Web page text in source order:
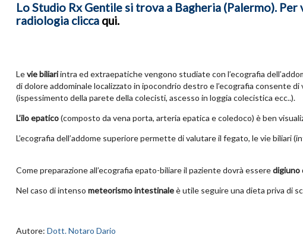
Lo Studio Rx Gentile si trova a Bagheria (Palermo).
radiologia clicca qui.
Levie biliariintra ed extraepatiche vengono studiate con l’ecografia
di dolore addominale localizzato in ipocondrio destro e l’ecografia consente di
(ispessimento della parete della colecisti, ascesso in loggia colecistica ecc..).
L’ilo epatico(composto da vena porta, arteria epatica e coledoco) è ben
L’ecografia dell’addome superiore permette di valutare il fegato, le vie biliari
Come preparazione all’ecografia epato-biliare il paziente dovrà esseredigiuno
Nel caso di intenso meteorismo intestinaleè utile seguire una dieta priva di
Autore: Dott. Notaro Dario